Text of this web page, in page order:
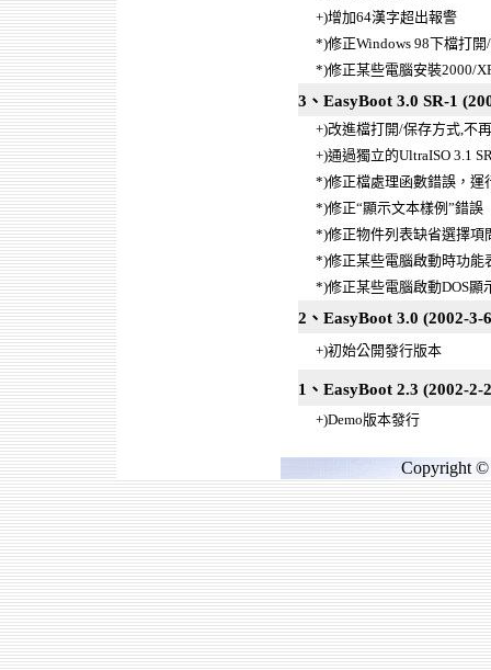
+)增加64漢字超出報警
*)修正Windows 98下檔打
*)修正某些電腦安裝2000/
3、EasyBoot 3.0 SR-1
+)改進檔打開/保存方式,不
+)通過獨立的UltraISO 3.1
*)修正檔處理函數錯誤，運
*)修正“顯示文本樣例”錯誤
*)修正物件列表缺省選擇項
*)修正某些電腦啟動時功能
*)修正某些電腦啟動DOS顯
2、EasyBoot 3.0 (2002-3-
+)初始公開發行版本
1、EasyBoot 2.3 (2002-2-
+)Demo版本發行
Copyright ©